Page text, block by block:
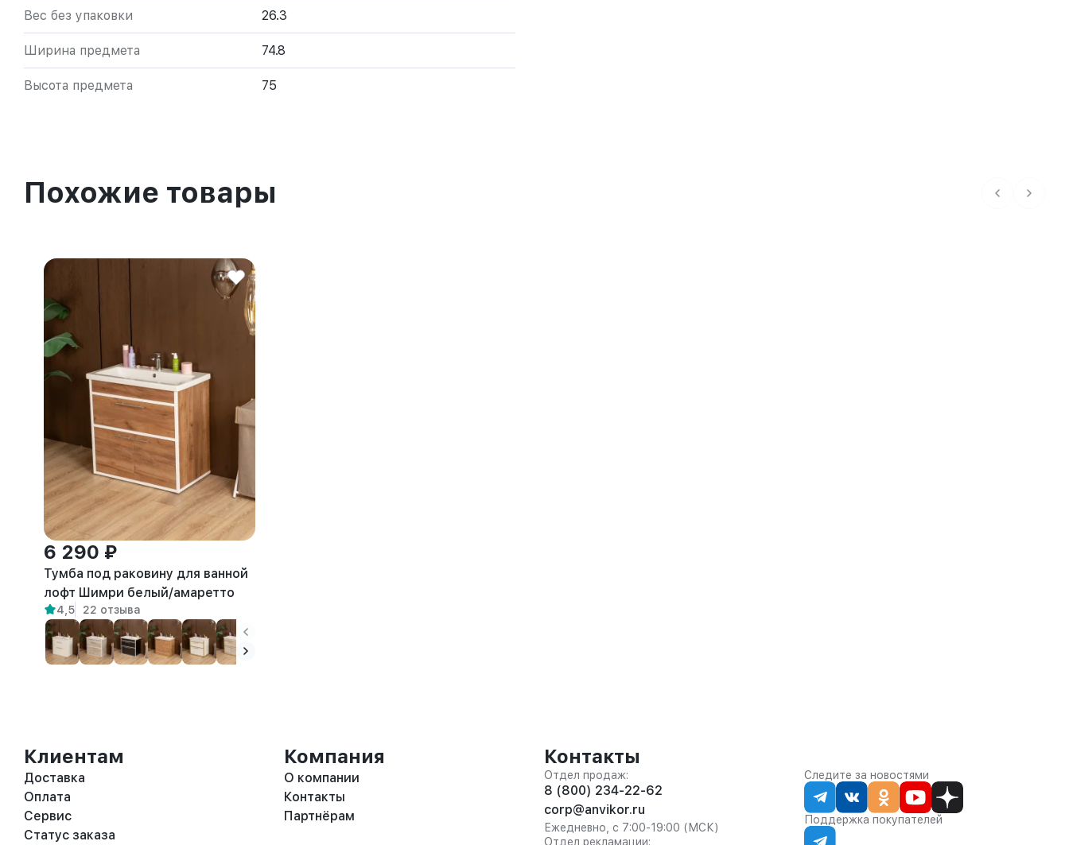
Вес без упаковки 26.3
Ширина предмета 74.8
Высота предмета 75
Похожие товары
6 290 ₽
Тумба под раковину для ванной
лофт Шимри белый/амаретто
4,5 22 отзыва
Клиентам
Доставка
Оплата
Сервис
Статус заказа
Компания
О компании
Контакты
Партнёрам
Контакты
Отдел продаж:
8 (800) 234-22-62
corp@anvikor.ru
Ежедневно, с 7:00-19:00 (МСК)
Отдел рекламации:
Следите за новостями
Поддержка покупателей